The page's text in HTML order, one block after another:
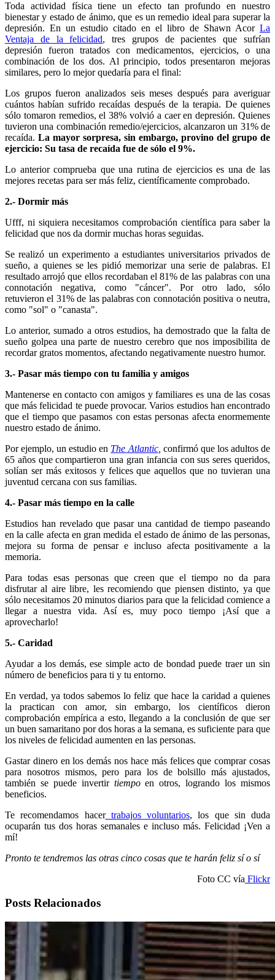
Toda actividad física tiene un efecto tan profundo en nuestro
bienestar y estado de ánimo, que es un remedio ideal para superar la
depresión. En un estudio citado en el libro de Shawn Acor La
Ventaja de la felicidad, tres grupos de pacientes que sufrían
depresión fueron tratados con medicamentos, ejercicios, o una
combinación de los dos. Al principio, todos presentaron mejoras
similares, pero lo mejor quedaría para el final:
Los grupos fueron analizados seis meses después para averiguar
cuántos habían sufrido recaídas después de la terapia. De quienes
sólo tomaron remedios, el 38% volvió a caer en depresión. Quienes
tuvieron una combinación remedio/ejercicios, alcanzaron un 31% de
recaída. La mayor sorpresa, sin embargo, provino del grupo de
ejercicio: Su tasa de recaída fue de sólo el 9%.
Lo anterior comprueba que una rutina de ejercicios es una de las
mejores recetas para ser más feliz, científicamente comprobado.
2.- Dormir más
Ufff, ni siquiera necesitamos comprobación científica para saber la
felicidad que nos da dormir muchas horas seguidas.
Se realizó un experimento a estudiantes universitarios privados de
sueño, a quienes se les pidió memorizar una serie de palabras. El
resultado arrojó que ellos recordaban el 81% de las palabras con una
connotación negativa, como "cáncer". Por otro lado, sólo
retuvieron el 31% de las palabras con connotación positiva o neutra,
como "sol" o "canasta".
Lo anterior, sumado a otros estudios, ha demostrado que la falta de
sueño golpea una parte de nuestro cerebro que nos imposibilita de
recordar gratos momentos, afectando negativamente nuestro humor.
3.- Pasar más tiempo con tu familia y amigos
Mantenerse en contacto con amigos y familiares es una de las cosas
que más felicidad te puede provocar. Varios estudios han encontrado
que el tiempo que pasamos con estas personas afecta enormemente
nuestro estado de ánimo.
Por ejemplo, un estudio en The Atlantic, confirmó que los adultos de
65 años que compartieron una gran infancia con sus seres queridos,
solían ser más exitosos y felices que aquellos que no tuvieran una
juventud cercana con sus familias.
4.- Pasar más tiempo en la calle
Estudios han revelado que pasar una cantidad de tiempo paseando
en la calle afecta en gran medida el estado de ánimo de las personas,
mejora su forma de pensar e incluso afecta positivamente a la
memoria.
Para todas esas personas que creen que el tiempo no da para
disfrutar al aire libre, les recomiendo que piensen distinto, ya que
sólo necesitamos 20 minutos diarios para que la felicidad comience a
llegar a nuestra vida. Así es, muy poco tiempo ¡Así que a
aprovecharlo!
5.- Caridad
Ayudar a los demás, ese simple acto de bondad puede traer un sin
número de beneficios para ti y tu entorno.
En verdad, ya todos sabemos lo feliz que hace la caridad a quienes
la practican con amor, sin embargo, los científicos dieron
comprobación empírica a esto, llegando a la conclusión de que ser
un buen samaritano por dos horas a la semana, es suficiente para que
los niveles de felicidad aumenten en las personas.
Gastar dinero en los demás nos hace más felices que comprar cosas
para nosotros mismos, pero para los de bolsillo más ajustados,
también se puede invertir tiempoen otros, logrando los mismos
beneficios.
Te recomendamos hacertrabajos voluntarios, los que sin duda
ocuparán tus dos horas semanales e incluso más. Felicidad ¡Ven a
mí!
Pronto te tendremos las otras cinco cosas que te harán feliz sí o sí
Foto CC vía Flickr
Posts Relacionados